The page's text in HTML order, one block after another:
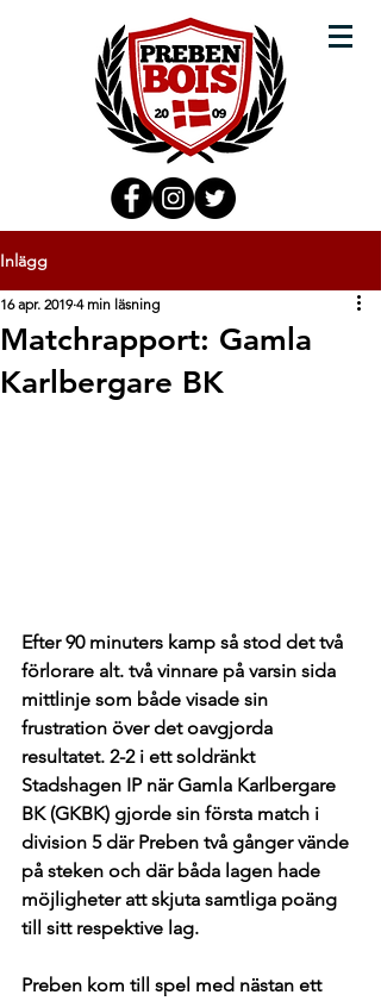
Inlägg
Matchrapport: Gamla
Karlbergare BK
16 apr. 2019 4 min läsning
Efter 90 minuters kamp så stod det två
förlorare alt. två vinnare på varsin sida
mittlinje som både visade sin
frustration över det oavgjorda
resultatet. 2-2 i ett soldränkt
Stadshagen IP när Gamla Karlbergare
BK (GKBK) gjorde sin första match i
division 5 där Preben två gånger vände
på steken och där båda lagen hade
möjligheter att skjuta samtliga poäng
till sitt respektive lag.
Preben kom till spel med nästan ett